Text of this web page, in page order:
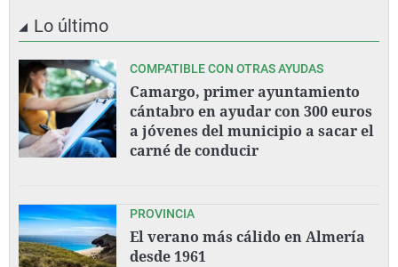
Lo último
COMPATIBLE CON OTRAS AYUDAS
Camargo, primer ayuntamiento
cántabro en ayudar con 300 euros
a jóvenes del municipio a sacar el
carné de conducir
PROVINCIA
El verano más cálido en Almería
desde 1961